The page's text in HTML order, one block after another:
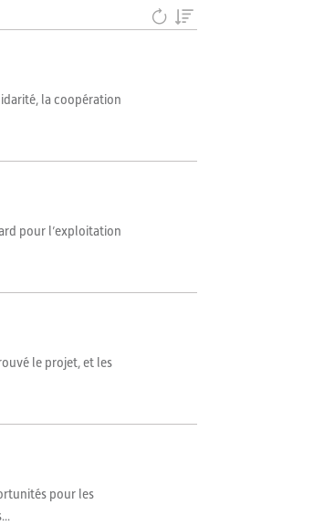
la coopération
pour l’exploitation
le projet, et les
pour les